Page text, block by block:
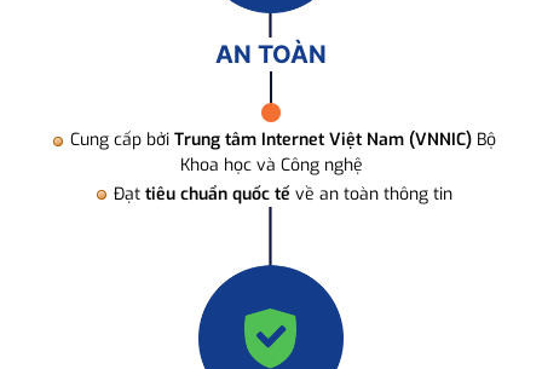
AN TOÀN
Cung cấp bởi Trung tâm Internet Việt Nam (VNNIC) Bộ
Khoa học và Công nghệ
Đạt tiêu chuẩn quốc tế về an toàn thông tin